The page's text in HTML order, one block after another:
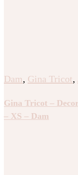
Dam, Gina Tricot,
Gina Tricot –
– XS – Dam